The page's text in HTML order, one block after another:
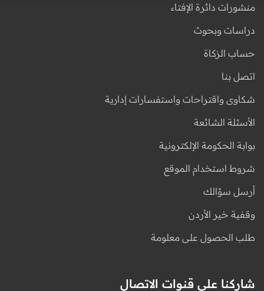
منشورات دائرة الإفتاء
دراسات وبحوث
حساب الزكاة
اتصل بنا
شكاوى واقتراحات واستفسارات إدارية
الأسئلة الشائعة
بوابة الحكومة الإلكترونية
شروط استخدام الموقع
أرسل سؤالك
وقفية خير الأردن
طلب الحصول على معلومة
شاركنا على قنوات الاتصال